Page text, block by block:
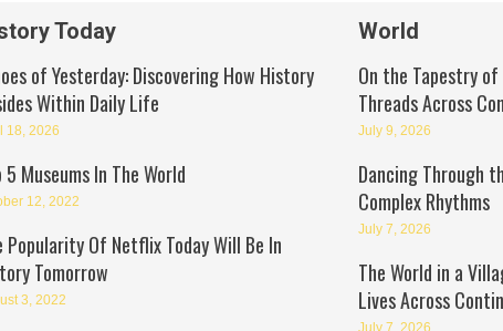
Today
of Yesterday: Discovering How History
Within Daily Life
18, 2026
5 Museums In The World
12, 2022
Popularity Of Netflix Today Will Be In
Tomorrow
3, 2022
World
On the Tapestry of
Threads Across
July 9, 2026
Dancing Through
Complex Rhythms
July 7, 2026
The World in a
Lives Across
July 7, 2026